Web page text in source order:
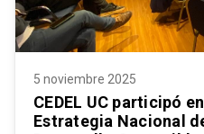
5 noviembre 2025
CEDEL UC participó
Estrategia Nacional